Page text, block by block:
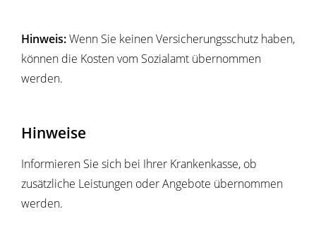
Hinweis:Wenn Sie keinen Versicherungsschutz haben,
können die Kosten vom Sozialamt übernommen
werden.
Hinweise
Informieren Sie sich bei Ihrer Krankenkasse, ob
zusätzliche Leistungen oder Angebote übernommen
werden.